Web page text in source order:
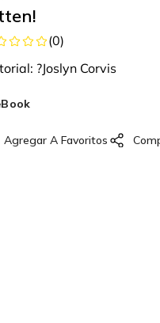
(0)
?Joslyn Corvis